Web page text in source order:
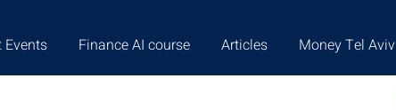
Events Finance AI course Articles Money Tel Aviv